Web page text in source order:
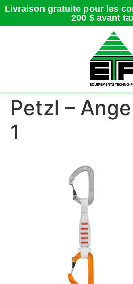
Livraison gratuite pour les
200 $ avant
Petzl –
1